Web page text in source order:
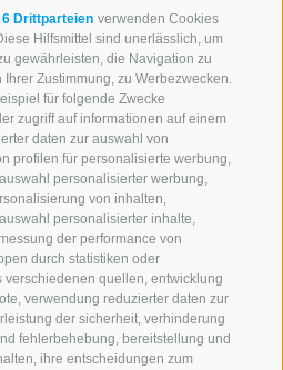
6 Drittparteien verwenden Cookies
Hilfsmittel sind unerlässlich, um
gewährleisten, die Navigation zu
Zustimmung, zu Werbezwecken.
für folgende Zwecke
zugriff auf informationen auf einem
daten zur auswahl von
profilen für personalisierte werbung,
personalisierter werbung,
von inhalten,
personalisierter inhalte,
der performance von
durch statistiken oder
verschiedenen quellen, entwicklung
verwendung reduzierter daten zur
der sicherheit, verhinderung
fehlerbehebung, bereitstellung und
ihre entscheidungen zum